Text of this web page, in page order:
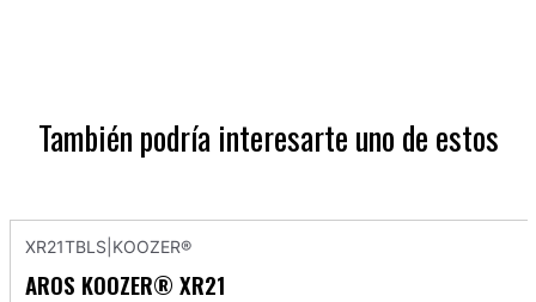
También podría interesarte uno de estos
XR21TBLS KOOZER®
AROS KOOZER® XR21